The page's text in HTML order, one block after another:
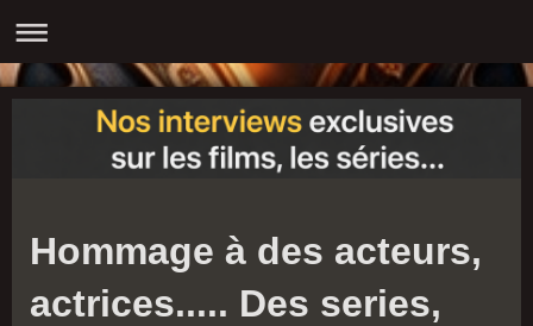
Hommage à des acteurs,
actrices..... Des series,